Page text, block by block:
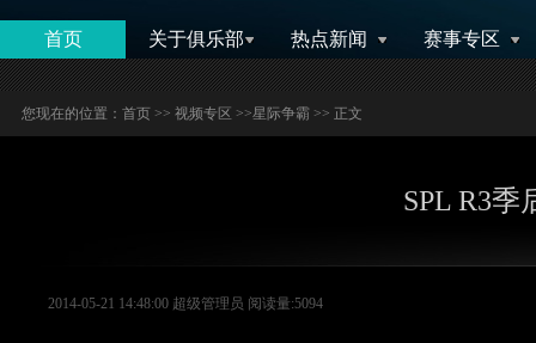
首页 关于俱乐部 热点新闻 赛事专区
您现在的位置： 首页 >> 视频专区 >>星际争霸 >> 正文
SPL R3季
2014-05-21 14:48:00 超级管理员 阅读量:5094